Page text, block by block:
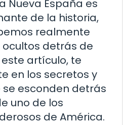
Nueva España es
de la historia,
realmente
detrás de
artículo, te
en los secretos y
esconden detrás
uno de los
de América.